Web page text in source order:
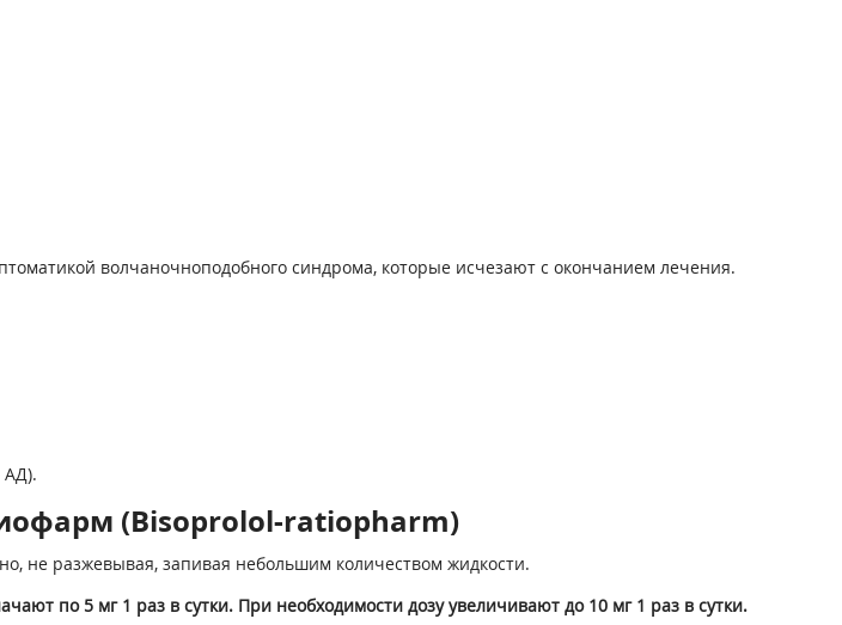
волчаночноподобного синдрома, которые исчезают с окончанием лечения.
АД).
(Bisoprolol-ratiopharm)
не разжевывая, запивая небольшим количеством жидкости.
по 5 мг 1 раз в сутки. При необходимости дозу увеличивают до 10 мг 1 раз в сутки.